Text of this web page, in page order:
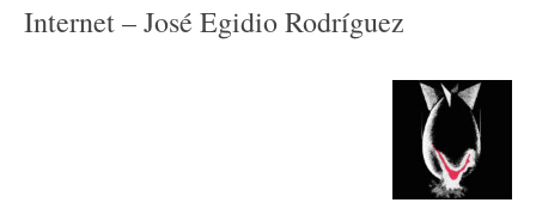
Internet – José Egidio Rodríguez